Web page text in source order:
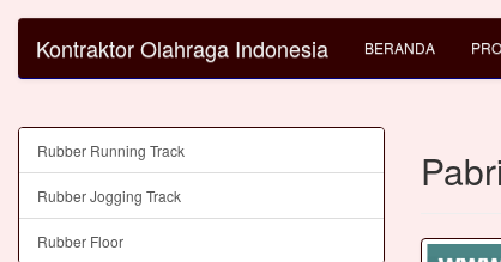
Kontraktor Olahraga Indonesia BERANDA
Rubber Running Track
Rubber Jogging Track
Rubber Floor